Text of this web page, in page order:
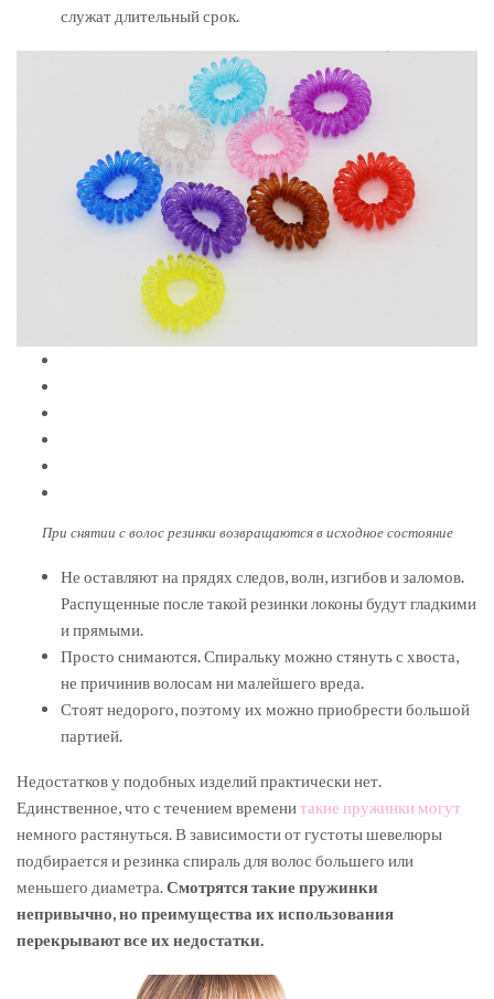
служат длительный срок.
При снятии с волос резинки возвращаются в исходное состояние
Не оставляют на прядях следов, волн, изгибов и заломов.
Распущенные после такой резинки локоны будут гладкими
и прямыми.
Просто снимаются. Спиральку можно стянуть с хвоста,
не причинив волосам ни малейшего вреда.
Стоят недорого, поэтому их можно приобрести большой
партией.
Недостатков у подобных изделий практически нет.
Единственное, что с течением временитакие пружинки могут
немного растянуться. В зависимости от густоты шевелюры
подбирается и резинка спираль для волос большего или
меньшего диаметра.Смотрятся такие пружинки
непривычно, но преимущества их использования
перекрывают все их недостатки.